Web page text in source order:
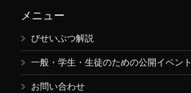
メニュー
びせいぶつ解説
一般・学生・生徒のための公開イベント
お問い合わせ